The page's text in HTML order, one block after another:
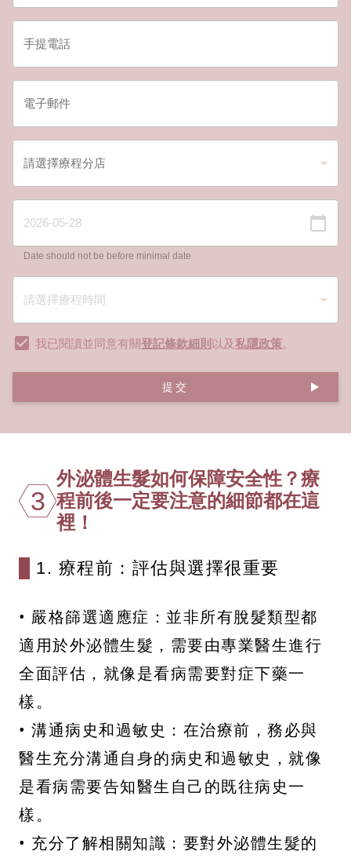
Date should not be before minimal date
我已閱讀並同意有關登記條款細則 以及私隱政策。
提交
3
外泌體生髮如何保障安全性？療
程前後一定要注意的細節都在這
裡！
1. 療程前：評估與選擇很重要
• 嚴格篩選適應症：並非所有脫髮類型都
適用於外泌體生髮，需要由專業醫生進行
全面評估，就像是看病需要對症下藥一
樣。
• 溝通病史和過敏史：在治療前，務必與
醫生充分溝通自身的病史和過敏史，就像
是看病需要告知醫生自己的既往病史一
樣。
• 充分了解相關知識：要對外泌體生髮的